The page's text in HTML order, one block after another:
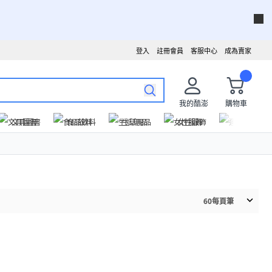
成為賣家
客服中心
註冊會員
登入
我的酷澎
購物車
文具圖書
食品飲料 生活用品 女性服飾
60每頁筆